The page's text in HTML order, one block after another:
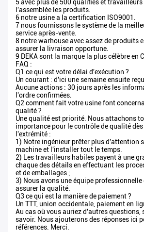
5 avec plus de 500 qualifiés et
l'assemblée les produits.
6 notre usine a la certification ISO9001.
7 nous fournissons le système de la
service après-vente.
8 notre warhouse avec assez de produits
assurer la livraison opportune.
9 DEKA sont la marque la plus célèbre en
FAQ :
Q1 ce qui est votre délai d'exécution ?
Un courant : d'ici une semaine ensuite
Aucune actions : 30 jours après les
l'ordre confirmées.
Q2 comment fait votre usine font
qualité ?
Une qualité est priorité. Nous attachons
importance pour le contrôle de qualité dès
l'extrémité :
1) Notre ingénieur prêter plus d'attention
machine et l'installer tout le temps.
2) Les travailleurs habiles payent à une
chaque des détails en effectuant les
et de emballages ;
3) Nous avons une équipe professionnelle
assurer la qualité.
Q3 ce qui est la manière de paiement ?
Un TTT, union occidentale, paiement en
Au cas où vous auriez d'autres
savoir. Nous ajouterons des réponses ici
références. Merci.